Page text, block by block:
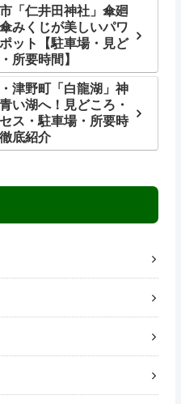
「仁井田神社」傘廻
みくじが美しいパワ
ット【駐車場・見ど
所要時間】
津野町「白龍湖」神
い湖へ！見どころ・
ス・駐車場・所要時
底紹介